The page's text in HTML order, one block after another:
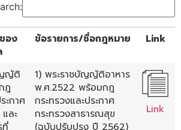
อง
ข้อรายการ/ชื่อกฎหมาย Link
ญัติ
ฎ
ะกาศ
ละ
ที่
1) พระราชบัญญัติอาหาร
พ.ศ.2522 พร้อมกฎ
กระทรวงและประกาศ
กระทรวงสาธารณสุข
(ฉบับปรับปรุง ปี 2562)
Link